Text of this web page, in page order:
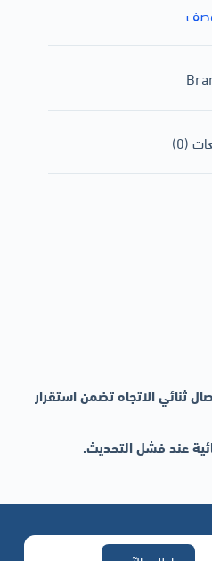
(0)
ثنائي الاتجاه تضمن استقرار
عند فشل التحديث.